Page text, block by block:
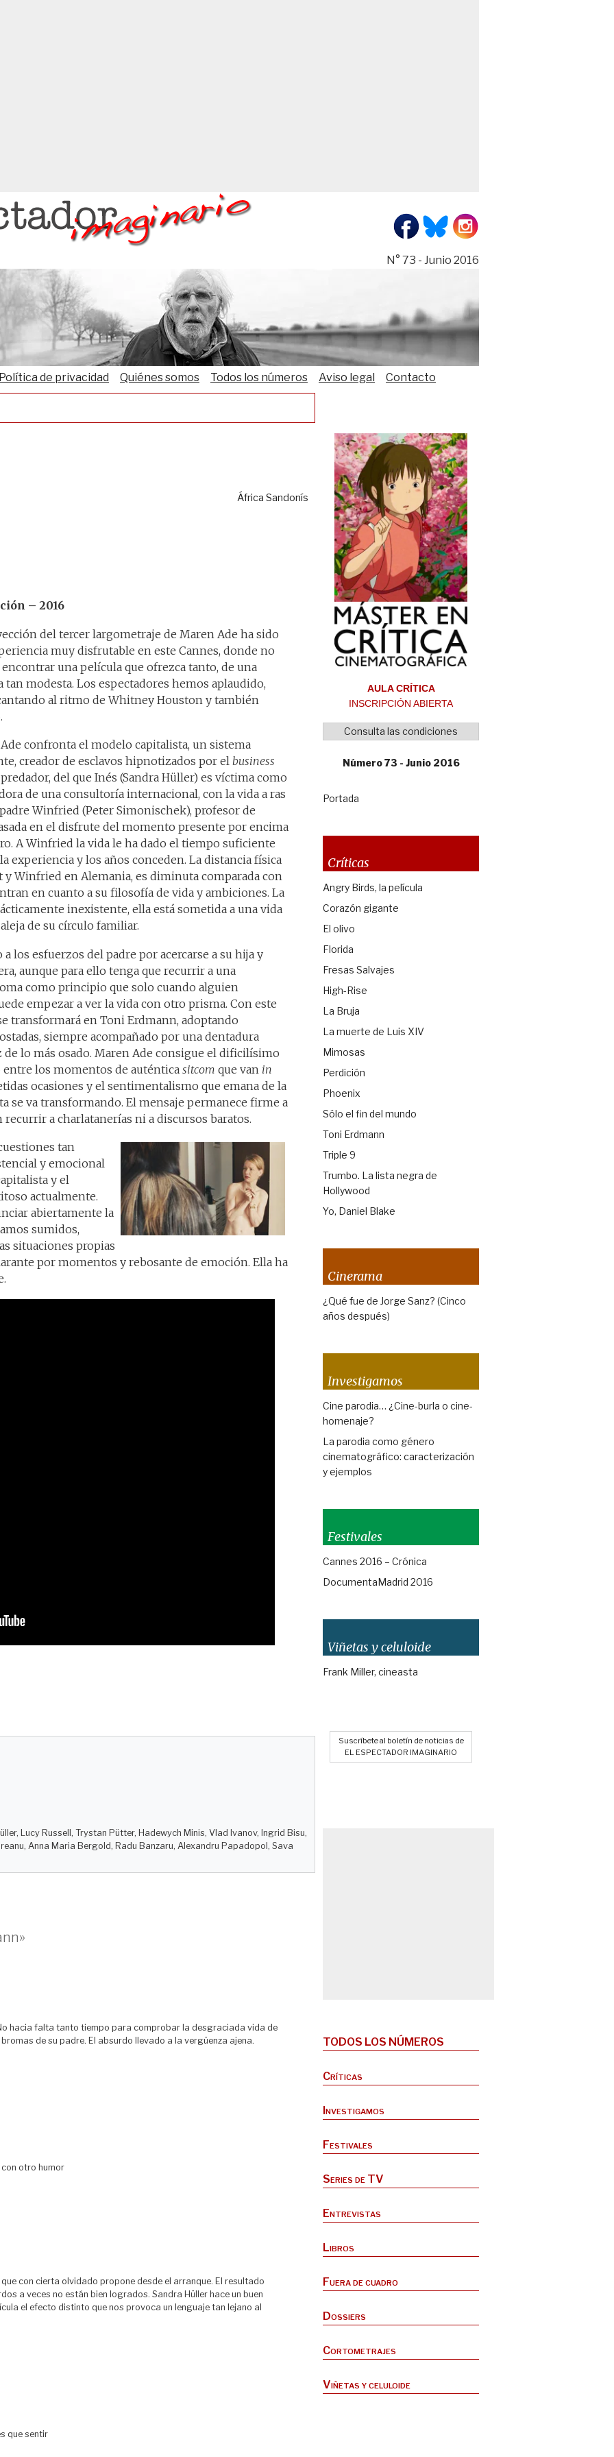
N° 73 - Junio 2016
Política de privacidad Quiénes somos Todos los números Aviso legal Contacto
África Sandonís
– 2016
del tercer largometraje de Maren Ade ha sido
muy disfrutable en este Cannes, donde no
encontrar una película que ofrezca tanto, de una
tan modesta. Los espectadores hemos aplaudido,
al ritmo de Whitney Houston y también
confronta el modelo capitalista, un sistema
creador de esclavos hipnotizados por el business
del que Inés (Sandra Hüller) es víctima como
de una consultoría internacional, con la vida a ras
Winfried (Peter Simonischek), profesor de
en el disfrute del momento presente por encima
A Winfried la vida le ha dado el tiempo suficiente
experiencia y los años conceden. La distancia física
y Winfried en Alemania, es diminuta comparada con
en cuanto a su filosofía de vida y ambiciones. La
inexistente, ella está sometida a una vida
de su círculo familiar.
los esfuerzos del padre por acercarse a su hija y
aunque para ello tenga que recurrir a una
como principio que solo cuando alguien
empezar a ver la vida con otro prisma. Con este
transformará en Toni Erdmann, adoptando
siempre acompañado por una dentadura
lo más osado. Maren Ade consigue el dificilísimo
los momentos de auténtica sitcom que van in
ocasiones y el sentimentalismo que emana de la
se va transformando. El mensaje permanece firme a
a charlatanerías ni a discursos baratos.
tan
y emocional
y el
actualmente.
abiertamente la
sumidos,
situaciones propias
por momentos y rebosante de emoción. Ella ha
Lucy Russell, Trystan Pütter, Hadewych Minis, Vlad Ivanov, Ingrid Bisu,
Anna Maria Bergold, Radu Banzaru, Alexandru Papadopol, Sava
hacia falta tanto tiempo para comprobar la desgraciada vida de
de su padre. El absurdo llevado a la vergüenza ajena.
otro humor
con cierta olvidado propone desde el arranque. El resultado
a veces no están bien logrados. Sandra Hüller hace un buen
el efecto distinto que nos provoca un lenguaje tan lejano al
que sentir
AULA CRÍTICA
INSCRIPCIÓN ABIERTA
Consulta las condiciones
Número 73 - Junio 2016
Portada
Críticas
Angry Birds, la película
Corazón gigante
El olivo
Florida
Fresas Salvajes
High-Rise
La Bruja
La muerte de Luis XIV
Mimosas
Perdición
Phoenix
Sólo el fin del mundo
Toni Erdmann
Triple 9
Trumbo. La lista negra de
Hollywood
Yo, Daniel Blake
Cinerama
¿Qué fue de Jorge Sanz? (Cinco
años después)
Investigamos
Cine parodia… ¿Cine-burla o cine-
homenaje?
La parodia como género
cinematográfico: caracterización
y ejemplos
Festivales
Cannes 2016 – Crónica
DocumentaMadrid 2016
Viñetas y celuloide
Frank Miller, cineasta
Suscríbete al boletín de noticias de
EL ESPECTADOR IMAGINARIO
TODOS LOS NÚMEROS
Críticas
Investigamos
Festivales
Series de TV
Entrevistas
Libros
Fuera de cuadro
Dossiers
Cortometrajes
Viñetas y celuloide